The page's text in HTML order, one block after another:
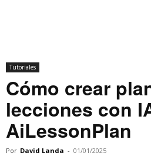
Tutoriales
Cómo crear
lecciones con
AiLessonPlan
Por David Landa - 01/01/2025